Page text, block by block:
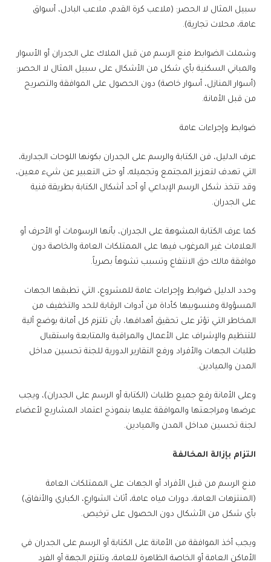
سبيل المثال لا الحصر: (ملاعب كرة القدم، ملاعب البادل، أسواق
عامة، محلات تجارية).
وشملت الضوابط منع الرسم من قبل الملاك على الجدران أو الأسوار
والمباني السكنية بأي شكل من الأشكال على سبيل المثال لا الحصر:
(أسوار المنازل، أسوار خاصة) دون الحصول على الموافقة والتصريح
من قبل الأمانة.
ضوابط وإجراءات عامة
عرف الدليل، فن الكتابة والرسم على الجدران بكونها اللوحات الجدارية،
التي تهدف لتعزيز المجتمع وتجميله، أو حتى التعبير عن شيء معين،
وقد تتخذ شكل الرسم الإبداعي أو أحد أشكال الكتابة بطريقة فنية
على الجدران.
كما عرف الكتابة المشوهة على الجدران، بأنها الرسومات أو الأحرف أو
العلامات غير المرغوب فيها على الممتلكات العامة والخاصة دون
موافقة مالك حق الانتفاع وتسبب تشوهاً بصرياً.
وحدد الدليل ضوابط وإجراءات عامة للمشروع، التي تطبقها الجهات
المسؤولة ومنسوبيها كأداة من أدوات الرقابة للحد والتخفيف من
المخاطر التي تؤثر على تحقيق أهدافها، بأن تلتزم كل أمانة بوضع آلية
للتنظيم والإشراف على الأعمال والمراقبة والمتابعة واستقبال
طلبات الجهات والأفراد ورفع التقارير الدورية للجنة تحسين مداخل
المدن والميادين.
وعلى الأمانة رفع جميع طلبات (الكتابة أو الرسم على الجدران)، ويجب
عرضها ومراجعتها والموافقة عليها بنموذج اعتماد المشاريع لأعضاء
لجنة تحسين مداخل المدن والميادين.
التزام بإزالة المخالفة
منع الرسم من قبل الأفراد أو الجهات على الممتلكات العامة
(المنتزهات العامة، دورات مياه عامة، أثاث الشوارع، الكباري والأنفاق)
بأي شكل من الأشكال دون الحصول على ترخيص.
ويجب أخذ الموافقة من الأمانة على الكتابة أو الرسم على الجدران في
الأماكن العامة أو الخاصة الظاهرة للعامة، وتلتزم الجهة أو الفرد